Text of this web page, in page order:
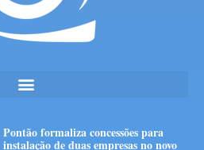
Pontão formaliza concessões para
instalação de duas empresas no novo